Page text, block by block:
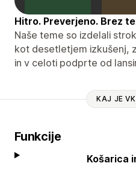
Hitro. Preverjeno. Brez
Naše teme so izdelali
kot desetletjem izkušenj,
in v celoti podprte od
KAJ JE
Funkcije
Košarica